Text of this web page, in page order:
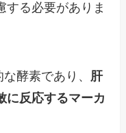
する必要がありま
酵素であり、 肝
に反応するマーカ